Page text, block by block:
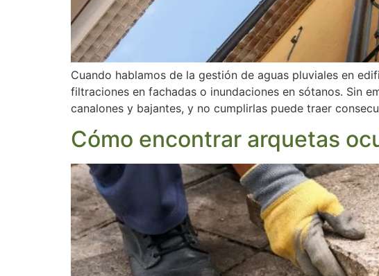
Cuando hablamos de la gestión de aguas pluviales en
filtraciones en fachadas o inundaciones en sótanos. Sin
canalones y bajantes, y no cumplirlas puede traer
Cómo encontrar arquetas